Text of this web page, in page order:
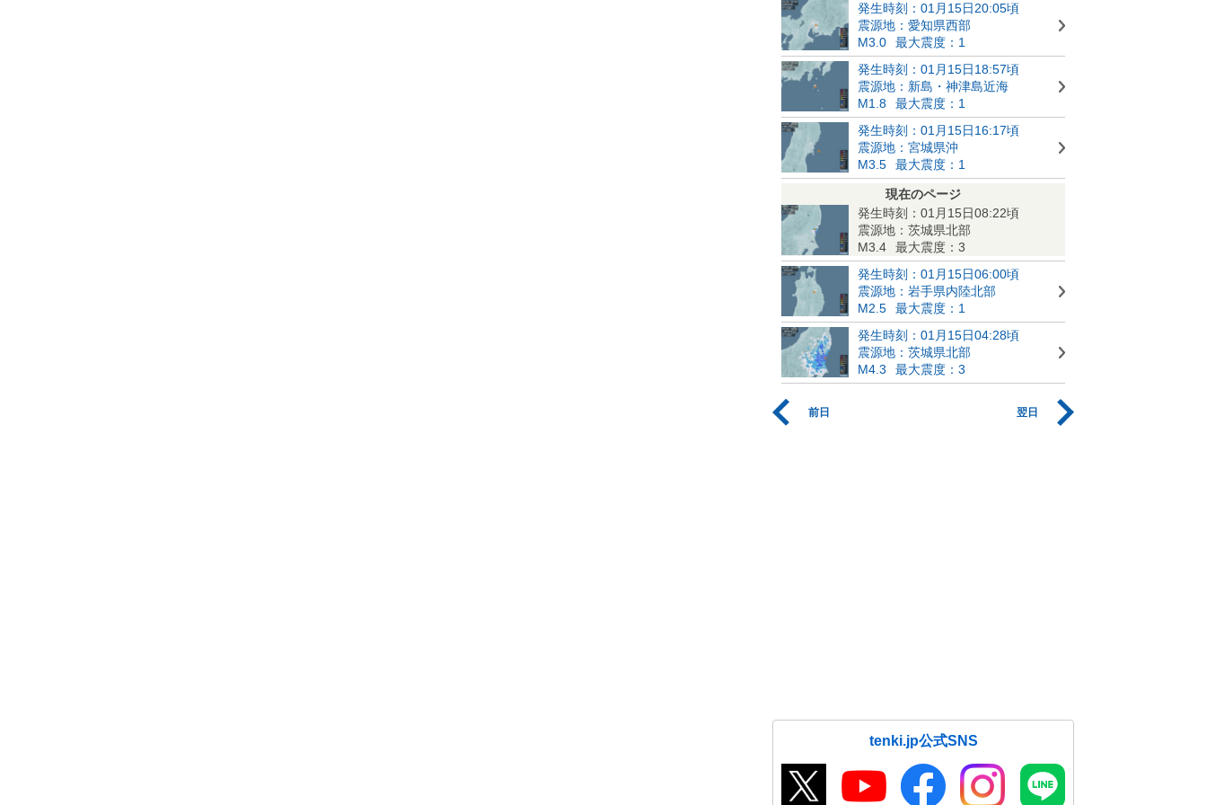
発生時刻：01月15日20:05頃
震源地：愛知県西部
M3.0
最大震度：1
発生時刻：01月15日18:57頃
震源地：新島・神津島近海
M1.8
最大震度：1
発生時刻：01月15日16:17頃
震源地：宮城県沖
M3.5
最大震度：1
現在のページ
発生時刻：01月15日08:22頃
震源地：茨城県北部
M3.4
最大震度：3
発生時刻：01月15日06:00頃
震源地：岩手県内陸北部
M2.5
最大震度：1
発生時刻：01月15日04:28頃
震源地：茨城県北部
M4.3
最大震度：3
前日 翌日
tenki.jp公式SNS